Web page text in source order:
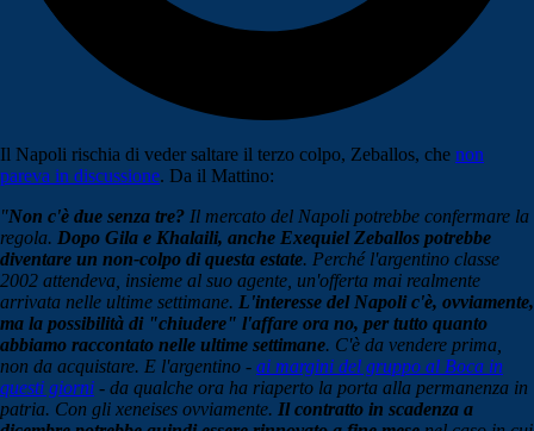
Il Napoli rischia di veder saltare il terzo colpo, Zeballos, che non
pareva in discussione. Da il Mattino:
"Non c'è due senza tre? Il mercato del Napoli potrebbe confermare la
regola. Dopo Gila e Khalaili, anche Exequiel Zeballos potrebbe
diventare un non-colpo di questa estate. Perché l'argentino classe
2002 attendeva, insieme al suo agente, un'offerta mai realmente
arrivata nelle ultime settimane. L'interesse del Napoli c'è, ovviamente,
ma la possibilità di "chiudere" l'affare ora no, per tutto quanto
abbiamo raccontato nelle ultime settimane. C'è da vendere prima,
non da acquistare. E l'argentino - ai margini del gruppo al Boca in
questi giorni - da qualche ora ha riaperto la porta alla permanenza in
patria. Con gli xeneises ovviamente. Il contratto in scadenza a